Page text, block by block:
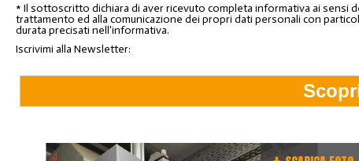
* Il sottoscritto dichiara di aver ricevuto completa informativa ai sensi
trattamento ed alla comunicazione dei propri dati personali con
durata precisati nell'informativa.
Iscrivimi alla Newsletter: